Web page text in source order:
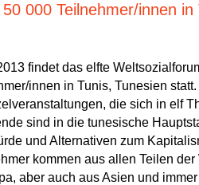
000 Teilnehmer/innen in
findet das elfte
innen in Tunis, Tunesien
die sich in elf
sind in die tunesische
und Alternativen zum
kommen aus allen Teilen der
aber auch aus Asien und